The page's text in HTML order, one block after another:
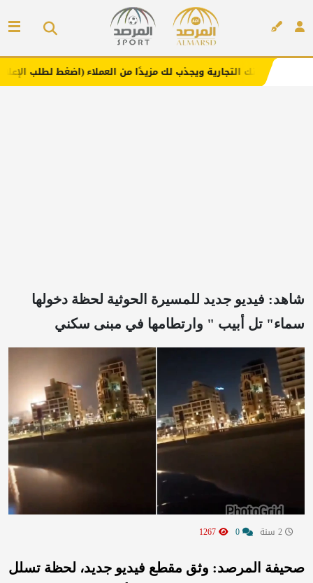
ويجذب لك مزيدًا من العملاء (اضغط لطلب الإعلان)
شاهد: فيديو جديد للمسيرة الحوثية لحظة دخولها
سماء" تل أبيب " وارتطامها في مبنى سكني
صحيفة المرصد: وثق مقطع فيديو جديد، لحظة تسلل